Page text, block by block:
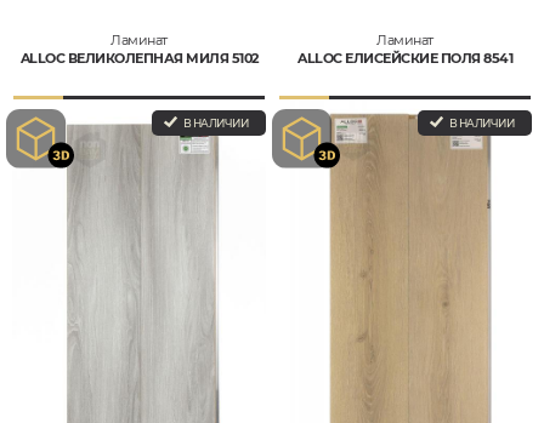
Ламинат
ALLOC ВЕЛИКОЛЕПНАЯ МИЛЯ 5102
В НАЛИЧИИ
Ламинат
ALLOC ЕЛИСЕЙСКИЕ ПОЛЯ 8541
В НАЛИЧИИ